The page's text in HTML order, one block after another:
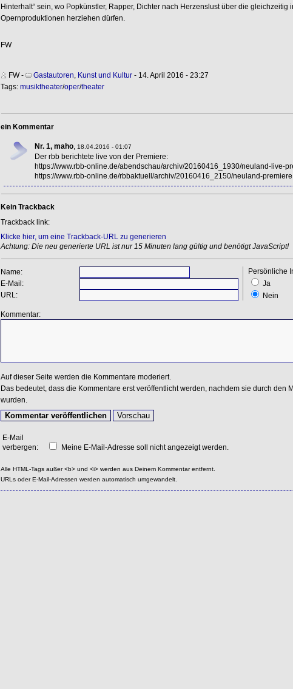
Hinterhalt“ sein, wo Popkünstler, Rapper, Dichter nach Herzenslust über die gleichzeitig
Opernproduktionen herziehen dürfen.
FW
FW- Gastautoren Kunst und Kultur- 14. April 2016 - 23:27
Tags: musiktheater/oper/theater
ein Kommentar
Nr. 1, maho, 18.04.2016 - 01:07
Der rbb berichtete live von der Premiere:
https://www.rbb-online.de/abendschau/archiv/20160416_1930/neuland-live-
https://www.rbb-online.de/rbbaktuell/archiv/20160416_2150/neuland-
Kein Trackback
Trackback link:
Klicke hier, um eine Trackback-URL zu generieren
Achtung: Die neu generierte URL ist nur 15 Minuten lang gültig und benötigt JavaScript!
Name:
Persönliche
Ja
Nein
E-Mail:
URL:
Kommentar:
Auf dieser Seite werden die Kommentare moderiert.
Das bedeutet, dass die Kommentare erst veröffentlicht werden, nachdem sie durch den
wurden.
E-Mail
verbergen:
Meine E-Mail-Adresse soll nicht angezeigt werden.
Alle HTML-Tags außer <b> und <i> werden aus Deinem Kommentar entfernt.
URLs oder E-Mail-Adressen werden automatisch umgewandelt.